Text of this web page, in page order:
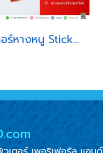
สติ๊กเกอร์หางหนู Sticker PP Synthetic สำหรับร้านห้างทอง